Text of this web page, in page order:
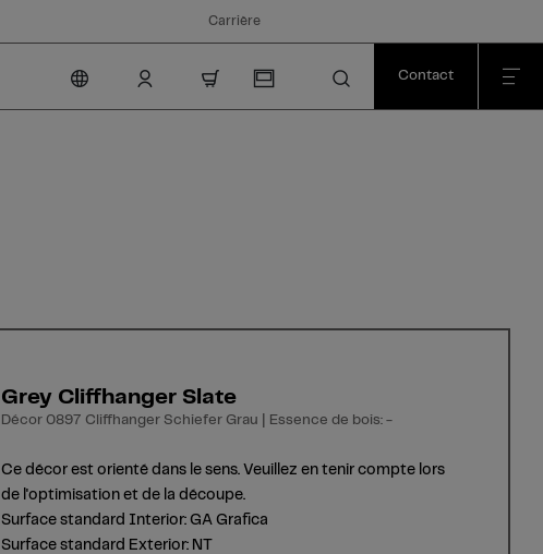
Carrière
Contact
Grey Cliffhanger Slate
Décor 0897 Cliffhanger Schiefer Grau | Essence de bois: -
Ce décor est orienté dans le sens. Veuillez en tenir compte lors
de l'optimisation et de la découpe.
Surface standard Interior: GA Grafica
Surface standard Exterior: NT